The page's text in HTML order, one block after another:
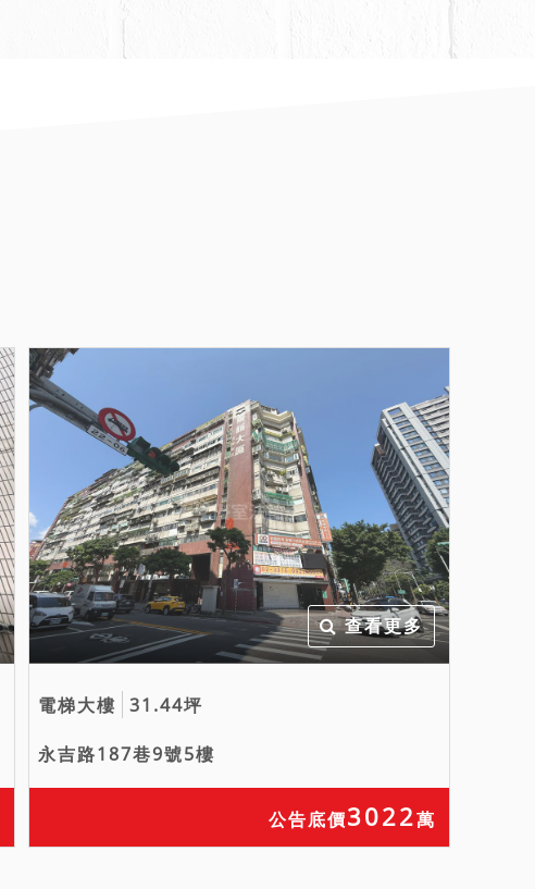
查看更多
電梯大樓 31.44坪
永吉路187巷9號5樓
公告底價3022萬